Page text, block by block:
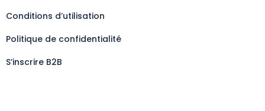
Conditions d’utilisation
Politique de confidentialité
S’inscrire B2B